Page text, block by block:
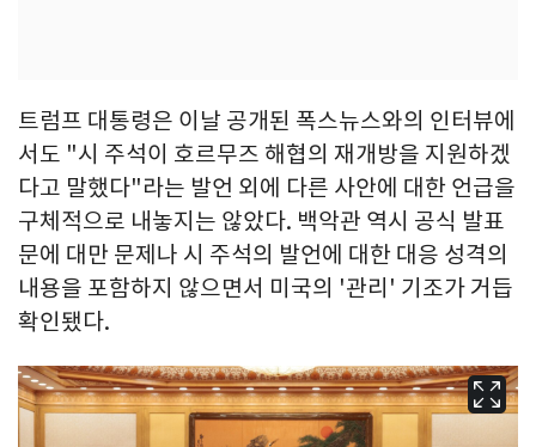
트럼프 대통령은 이날 공개된 폭스뉴스와의 인터뷰에
서도 "시 주석이 호르무즈 해협의 재개방을 지원하겠
다고 말했다"라는 발언 외에 다른 사안에 대한 언급을
구체적으로 내놓지는 않았다. 백악관 역시 공식 발표
문에 대만 문제나 시 주석의 발언에 대한 대응 성격의
내용을 포함하지 않으면서 미국의 '관리' 기조가 거듭
확인됐다.